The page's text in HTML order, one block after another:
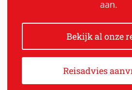
aan.
Bekijk al onze
Reisadvies